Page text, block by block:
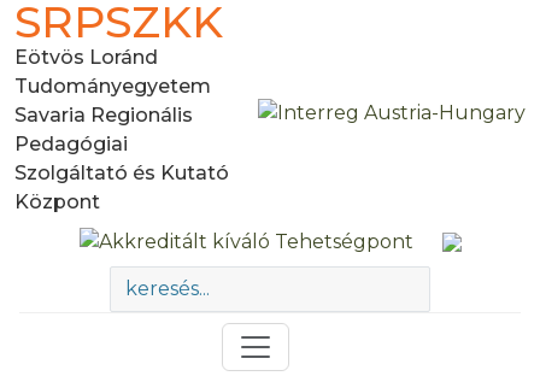
SRPSZKK
Eötvös Loránd
Tudományegyetem
Savaria Regionális
Pedagógiai
Szolgáltató és Kutató
Központ